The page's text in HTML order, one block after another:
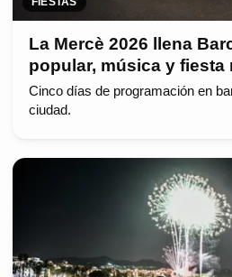
La Mercè 2026 llena
popular, música y fiesta
Cinco días de programación en
ciudad.